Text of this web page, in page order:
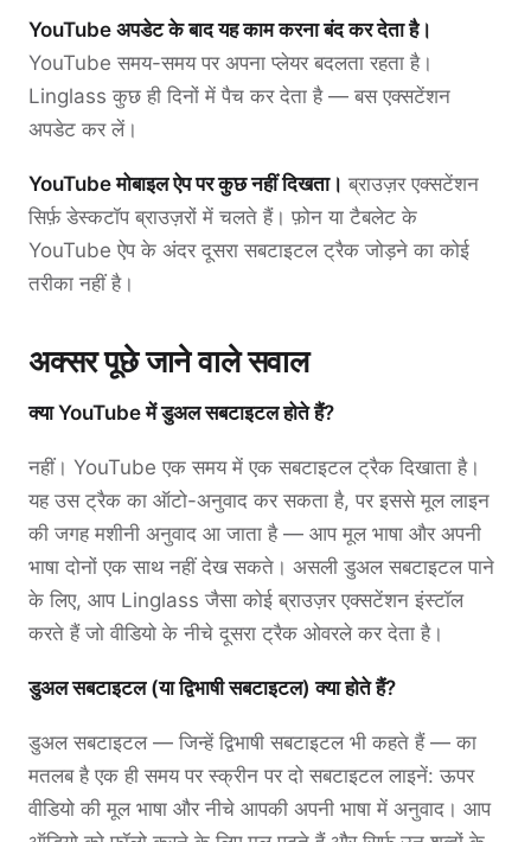
YouTube अपडेट के बाद यह काम करना बंद कर देता है।
YouTube समय-समय पर अपना प्लेयर बदलता रहता है।
Linglass कुछ ही दिनों में पैच कर देता है — बस एक्सटेंशन
अपडेट कर लें।
YouTube मोबाइल ऐप पर कुछ नहीं दिखता। ब्राउज़र एक्सटेंशन
सिर्फ़ डेस्कटॉप ब्राउज़रों में चलते हैं। फ़ोन या टैबलेट के
YouTube ऐप के अंदर दूसरा सबटाइटल ट्रैक जोड़ने का कोई
तरीका नहीं है।
अक्सर पूछे जाने वाले सवाल
क्या YouTube में डुअल सबटाइटल होते हैं?
नहीं। YouTube एक समय में एक सबटाइटल ट्रैक दिखाता है।
यह उस ट्रैक का ऑटो-अनुवाद कर सकता है, पर इससे मूल लाइन
की जगह मशीनी अनुवाद आ जाता है — आप मूल भाषा और अपनी
भाषा दोनों एक साथ नहीं देख सकते। असली डुअल सबटाइटल पाने
के लिए, आप Linglass जैसा कोई ब्राउज़र एक्सटेंशन इंस्टॉल
करते हैं जो वीडियो के नीचे दूसरा ट्रैक ओवरले कर देता है।
डुअल सबटाइटल (या द्विभाषी सबटाइटल) क्या होते हैं?
डुअल सबटाइटल — जिन्हें द्विभाषी सबटाइटल भी कहते हैं — का
मतलब है एक ही समय पर स्क्रीन पर दो सबटाइटल लाइनें: ऊपर
वीडियो की मूल भाषा और नीचे आपकी अपनी भाषा में अनुवाद। आप